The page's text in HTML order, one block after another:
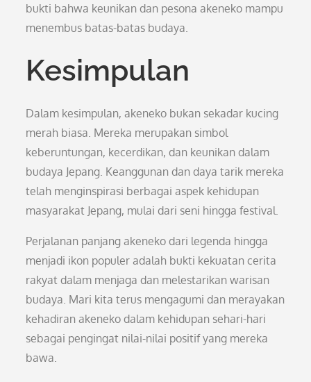
bukti bahwa keunikan dan pesona akeneko mampu
menembus batas-batas budaya.
Kesimpulan
Dalam kesimpulan, akeneko bukan sekadar kucing
merah biasa. Mereka merupakan simbol
keberuntungan, kecerdikan, dan keunikan dalam
budaya Jepang. Keanggunan dan daya tarik mereka
telah menginspirasi berbagai aspek kehidupan
masyarakat Jepang, mulai dari seni hingga festival.
Perjalanan panjang akeneko dari legenda hingga
menjadi ikon populer adalah bukti kekuatan cerita
rakyat dalam menjaga dan melestarikan warisan
budaya. Mari kita terus mengagumi dan merayakan
kehadiran akeneko dalam kehidupan sehari-hari
sebagai pengingat nilai-nilai positif yang mereka
bawa.